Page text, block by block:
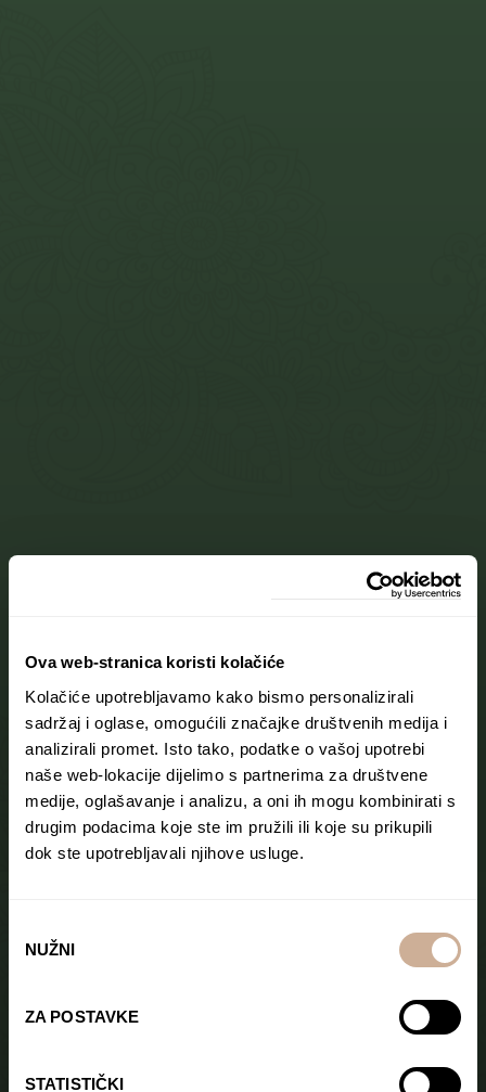
Ova web-stranica koristi kolačiće
Kolačiće upotrebljavamo kako bismo personalizirali
sadržaj i oglase, omogućili značajke društvenih medija i
analizirali promet. Isto tako, podatke o vašoj upotrebi
naše web-lokacije dijelimo s partnerima za društvene
medije, oglašavanje i analizu, a oni ih mogu kombinirati s
drugim podacima koje ste im pružili ili koje su prikupili
dok ste upotrebljavali njihove usluge.
pristanka
NUŽNI
ZA POSTAVKE
STATISTIČKI